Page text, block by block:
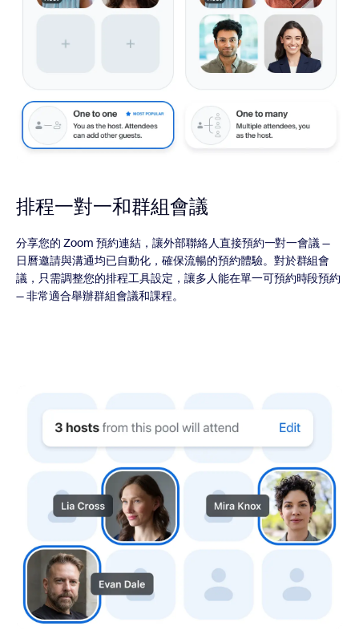
排程一對一和群組會議
分享您的 Zoom 預約連結，讓外部聯絡人直接預約一對一會議 —
日曆邀請與溝通均已自動化，確保流暢的預約體驗。對於群組會
議，只需調整您的排程工具設定，讓多人能在單一可預約時段預約
— 非常適合舉辦群組會議和課程。